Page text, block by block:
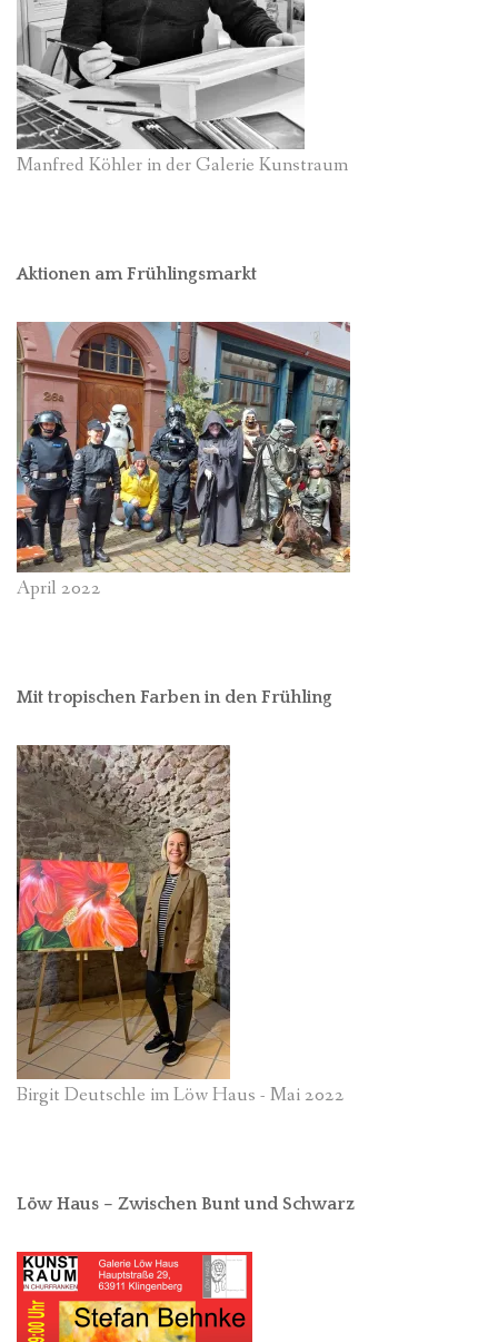
Manfred Köhler in der Galerie Kunstraum
Aktionen am Frühlingsmarkt
April 2022
Mit tropischen Farben in den Frühling
Birgit Deutschle im Löw Haus - Mai 2022
Löw Haus – Zwischen Bunt und Schwarz